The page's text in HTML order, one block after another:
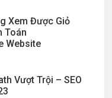
Xem Được Giỏ
Toán
Website
Vượt Trội – SEO